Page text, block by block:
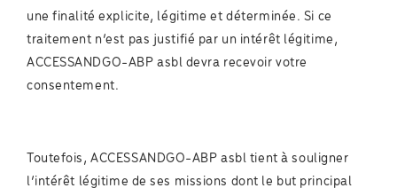
une finalité explicite, légitime et déterminée. Si ce
traitement n’est pas justifié par un intérêt légitime,
ACCESSANDGO-ABP asbl devra recevoir votre
consentement.
Toutefois, ACCESSANDGO-ABP asbl tient à souligner
l’intérêt légitime de ses missions dont le but principal